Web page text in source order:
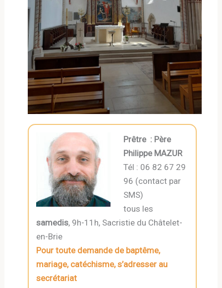
Prêtre : Père
Philippe MAZUR
Tél : 06 82 67 29
96 (contact par
SMS)
tous les
samedis, 9h-11h, Sacristie du Châtelet-
en-Brie
Pour toute demande de baptême,
mariage, catéchisme,s’adresser au
secrétariat